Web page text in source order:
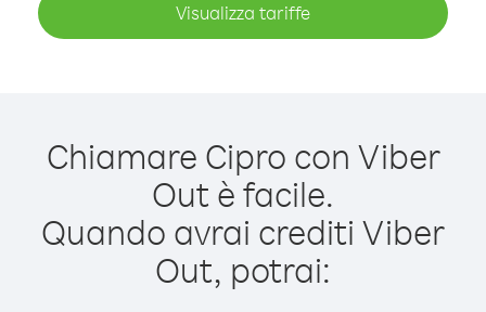
Visualizza tariffe
Chiamare Cipro con Viber
Out è facile.
Quando avrai crediti Viber
Out, potrai: